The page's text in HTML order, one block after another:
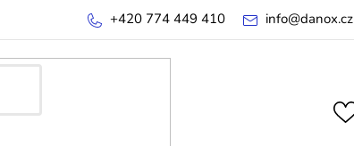
info@danox.cz
+420 774 449 410